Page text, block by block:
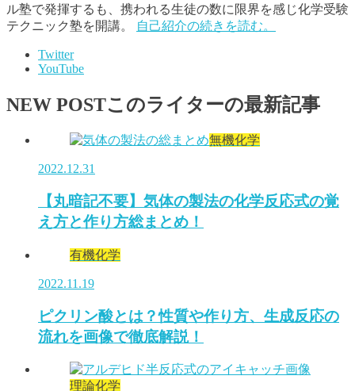
ル塾で発揮するも、携われる生徒の数に限界を感じ化学受験
テクニック塾を開講。
自己紹介の続きを読む。
Twitter
YouTube
NEW POSTこのライターの最新記事
無機化学
2022.12.31
【丸暗記不要】気体の製法の化学反応式の覚
え方と作り方総まとめ！
有機化学
2022.11.19
ピクリン酸とは？性質や作り方、生成反応の
流れを画像で徹底解説！
理論化学